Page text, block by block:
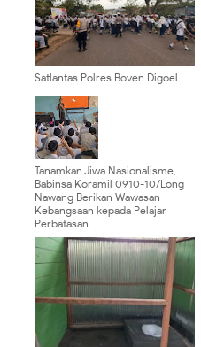
Satlantas Polres Boven Digoel
Wujudkan Keamanan Pelajar saat
Jam Pulang Sekolah
Tanamkan Jiwa Nasionalisme,
Babinsa Koramil 0910-10/Long
Nawang Berikan Wawasan
Kebangsaan kepada Pelajar
Perbatasan